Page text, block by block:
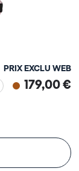
PRIX EXCLU WEB
179,00 €